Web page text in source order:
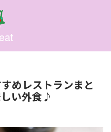
めレストランまと
い外食♪